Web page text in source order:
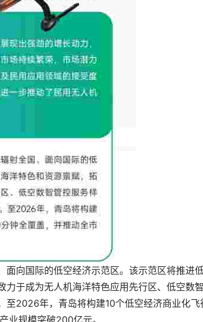
向国际的低空经济示范区。该示范区将推进
于成为无人机海洋特色应用先行区、低空数
至2026年，青岛将构建10个低空经济商业化飞
业规模突破200亿元。